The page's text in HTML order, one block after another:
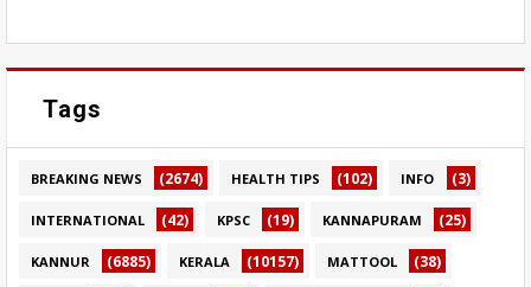
Tags
BREAKING NEWS (2674) HEALTH TIPS (102) INFO (3)
INTERNATIONAL (42) KPSC (19) KANNAPURAM (25)
KANNUR (6885) KERALA (10157) MATTOOL (38)